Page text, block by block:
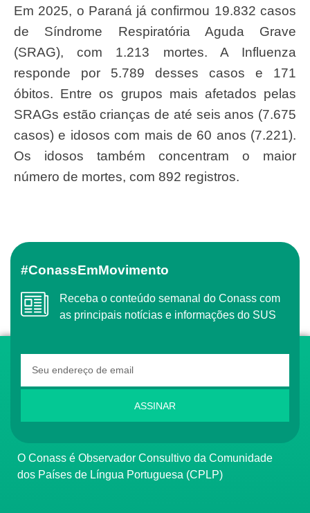
Em 2025, o Paraná já confirmou 19.832 casos
de Síndrome Respiratória Aguda Grave
(SRAG), com 1.213 mortes. A Influenza
responde por 5.789 desses casos e 171
óbitos. Entre os grupos mais afetados pelas
SRAGs estão crianças de até seis anos (7.675
casos) e idosos com mais de 60 anos (7.221).
Os idosos também concentram o maior
número de mortes, com 892 registros.
#ConassEmMovimento
Receba o conteúdo semanal do Conass com
as principais notícias e informações do SUS
ASSINAR
O Conass é Observador Consultivo da Comunidade
dos Países de Língua Portuguesa (CPLP)